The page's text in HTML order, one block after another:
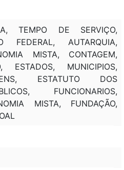
TEMPO DE SERVIÇO,
FEDERAL, AUTARQUIA,
MISTA, CONTAGEM,
MUNICIPIOS,
ESTATUTO DOS
FUNCIONARIOS,
MISTA, FUNDAÇÃO,